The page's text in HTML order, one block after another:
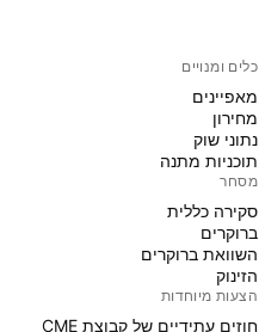
כלים ומנויים
מאפיינים
מחירון
נתוני שוק
תוכניות מתנה
מסחר
סקירה כללית
ברוקרים
השוואת ברוקרים
הזינוק
הצעות מיוחדות
חוזים עתידיים של קבוצת CME